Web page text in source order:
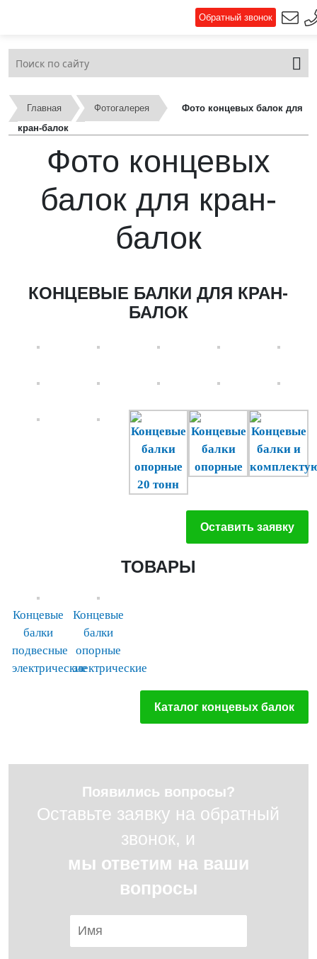
Обратный звонок
Главная Фотогалерея
Фото концевых балок для
кран-балок
Фото концевых
балок для кран-
балок
КОНЦЕВЫЕ БАЛКИ ДЛЯ КРАН-
БАЛОК
Оставить заявку
ТОВАРЫ
Концевые
балки
подвесные
электрические
Концевые
балки
опорные
электрические
Каталог концевых балок
Появились вопросы?
Оставьте заявку на обратный
звонок, и
мы ответим на ваши
вопросы